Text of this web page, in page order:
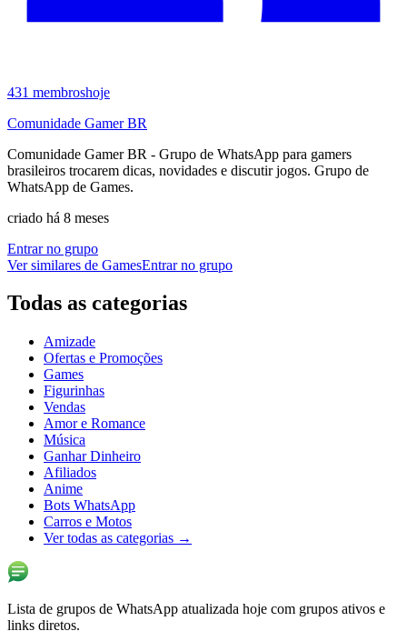
431 membroshoje
Comunidade Gamer BR
Comunidade Gamer BR - Grupo de WhatsApp para gamers
brasileiros trocarem dicas, novidades e discutir jogos. Grupo de
WhatsApp de Games.
criado há 8 meses
Entrar no grupo
Ver similares de GamesEntrar no grupo
Todas as categorias
Amizade
Ofertas e Promoções
Games
Figurinhas
Vendas
Amor e Romance
Música
Ganhar Dinheiro
Afiliados
Anime
Bots WhatsApp
Carros e Motos
Ver todas as categorias →
Lista de grupos de WhatsApp atualizada hoje com grupos ativos e
links diretos.